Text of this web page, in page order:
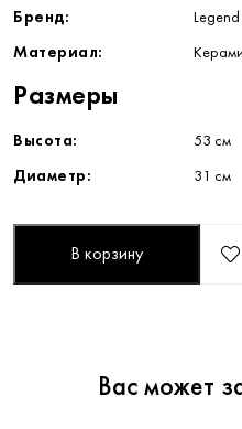
Бренд:
Материал:
Размеры
Высота: 53 см
Диаметр: 31 см
В корзину
Вас может